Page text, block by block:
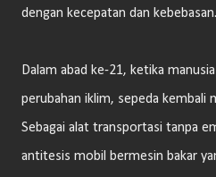
dengan kecepatan dan kebebasan.
Dalam abad ke-21, ketika
perubahan iklim, sepeda kembali
Sebagai alat transportasi tanpa
antitesis mobil bermesin bakar